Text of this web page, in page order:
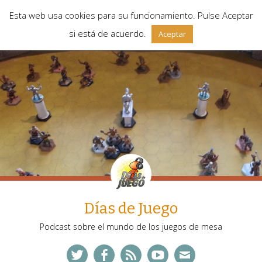
Días de Juego
Podcast sobre el mundo de los juegos de mesa
Esta web usa cookies para su funcionamiento. Pulse Aceptar
si está de acuerdo.
Aceptar